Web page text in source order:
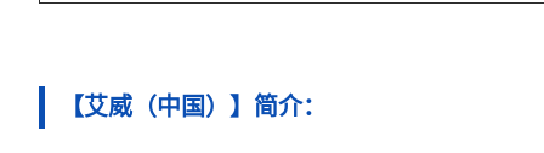
【艾威（中国）】简介：